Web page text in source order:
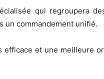
qui regroupera
un commandement unifié.
efficace et une meilleure